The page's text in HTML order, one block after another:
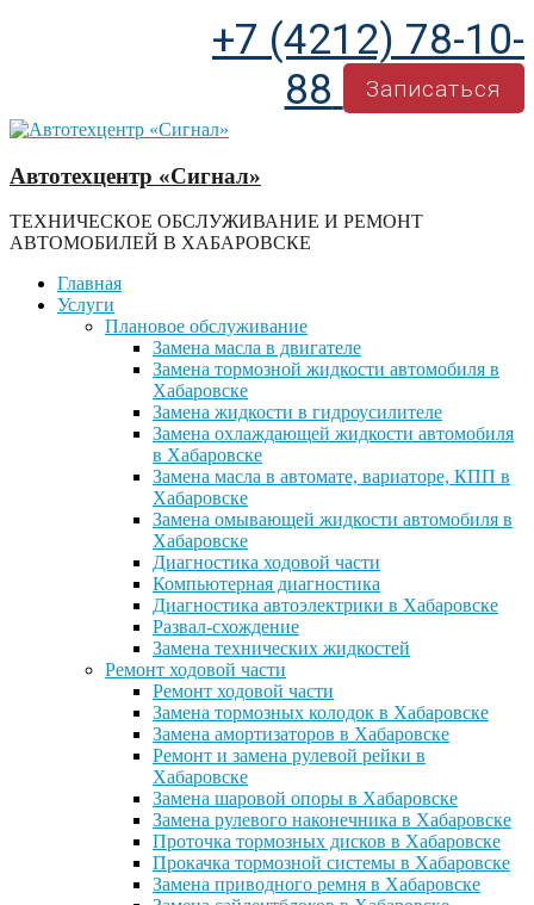
+7 (4212) 78-10-
88
Записаться
Автотехцентр «Сигнал»
ТЕХНИЧЕСКОЕ ОБСЛУЖИВАНИЕ И РЕМОНТ
АВТОМОБИЛЕЙ В ХАБАРОВСКЕ
Главная
Услуги
Плановое обслуживание
Замена масла в двигателе
Замена тормозной жидкости автомобиля в
Хабаровске
Замена жидкости в гидроусилителе
Замена охлаждающей жидкости автомобиля
в Хабаровске
Замена масла в автомате, вариаторе, КПП в
Хабаровске
Замена омывающей жидкости автомобиля в
Хабаровске
Диагностика ходовой части
Компьютерная диагностика
Диагностика автоэлектрики в Хабаровске
Развал-схождение
Замена технических жидкостей
Ремонт ходовой части
Ремонт ходовой части
Замена тормозных колодок в Хабаровске
Замена амортизаторов в Хабаровске
Ремонт и замена рулевой рейки в
Хабаровске
Замена шаровой опоры в Хабаровске
Замена рулевого наконечника в Хабаровске
Проточка тормозных дисков в Хабаровске
Прокачка тормозной системы в Хабаровске
Замена приводного ремня в Хабаровске